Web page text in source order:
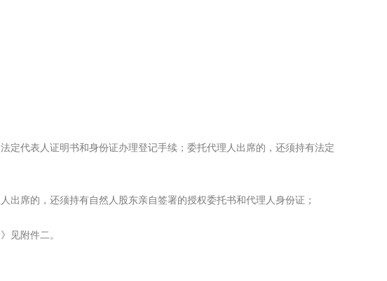
代表人证明书和身份证办理登记手续；委托代理人出席的，还须持有法定
席的，还须持有自然人股东亲自签署的授权委托书和代理人身份证；
见附件二。